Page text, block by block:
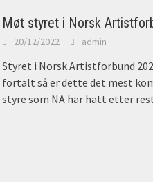
Møt styret i Norsk
20/12/2022 admin
Styret i Norsk Artistforbund
fortalt så er dette det mest
styre som NA har hatt etter